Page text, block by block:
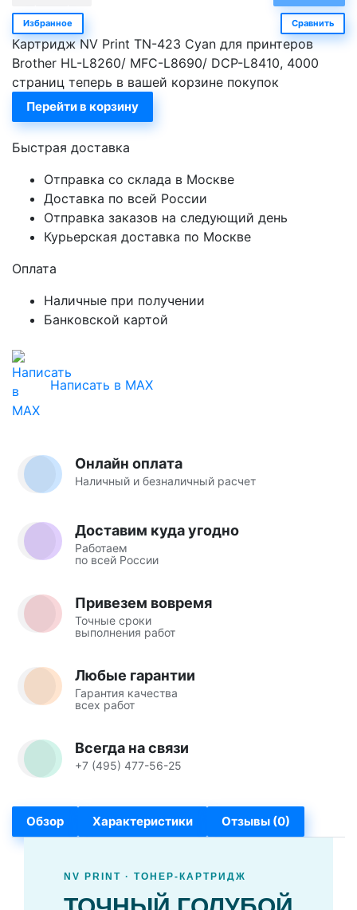
Избранное Сравнить
Картридж NV Print TN-423 Cyan для принтеров
Brother HL-L8260/ MFC-L8690/ DCP-L8410, 4000
страниц теперь в вашей корзине покупок
Перейти в корзину
Быстрая доставка
Отправка со склада в Москве
Доставка по всей России
Отправка заказов на следующий день
Курьерская доставка по Москве
Оплата
Наличные при получении
Банковской картой
Написать в MAX
Онлайн оплата
Наличный и безналичный расчет
Доставим куда угодно
Работаем
по всей России
Привезем вовремя
Точные сроки
выполнения работ
Любые гарантии
Гарантия качества
всех работ
Всегда на связи
+7 (495) 477-56-25
Обзор Характеристики Отзывы (0)
NV PRINT · ТОНЕР-КАРТРИДЖ